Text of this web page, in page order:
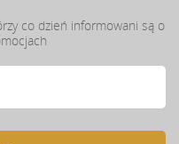
co dzień informowani są o